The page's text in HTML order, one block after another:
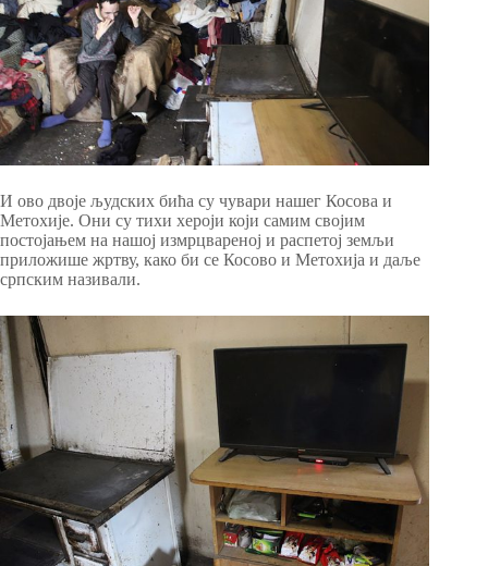
И ово двоје људских бића су чувари нашег Косова и
Метохије. Они су тихи хероји који самим својим
постојањем на нашој измрцвареној и распетој земљи
приложише жртву, како би се Косово и Метохија и даље
српским називали.